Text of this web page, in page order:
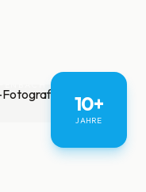
AM
10+
JAHRE